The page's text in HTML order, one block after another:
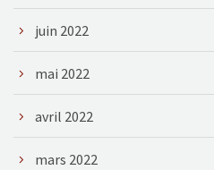
juin 2022
mai 2022
avril 2022
mars 2022